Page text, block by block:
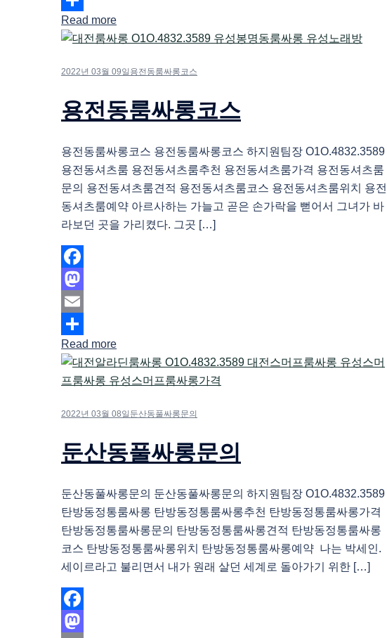
Share
Read more
2022년 03월 09일 용전동룸싸롱코스
용전동룸싸롱코스
용전동룸싸롱코스 용전동룸싸롱코스 하지원팀장 O1O.4832.3589
용전동셔츠룸 용전동셔츠룸추천 용전동셔츠룸가격 용전동셔츠룸
문의 용전동셔츠룸견적 용전동셔츠룸코스 용전동셔츠룸위치 용전
동셔츠룸예약 아르사하는 가늘고 곧은 손가락을 뻗어서 그녀가 바
라보던 곳을 가리켰다. 그곳 […]
Facebook
Mastodon
Email
Share
Read more
2022년 03월 08일 둔산동풀싸롱문의
둔산동풀싸롱문의
둔산동풀싸롱문의 둔산동풀싸롱문의 하지원팀장 O1O.4832.3589
탄방동정통룸싸롱 탄방동정통룸싸롱추천 탄방동정통룸싸롱가격
탄방동정통룸싸롱문의 탄방동정통룸싸롱견적 탄방동정통룸싸롱
코스 탄방동정통룸싸롱위치 탄방동정통룸싸롱예약 나는 박세인.
세이르라고 불리면서 내가 원래 살던 세계로 돌아가기 위한 […]
Facebook